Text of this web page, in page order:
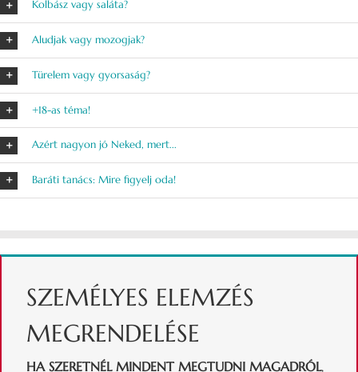
Kolbász vagy saláta?
Aludjak vagy mozogjak?
Türelem vagy gyorsaság?
+18-as téma!
Azért nagyon jó Neked, mert...
Baráti tanács: Mire figyelj oda!
SZEMÉLYES ELEMZÉS
MEGRENDELÉSE
HA SZERETNÉL MINDENT MEGTUDNI MAGADRÓL,